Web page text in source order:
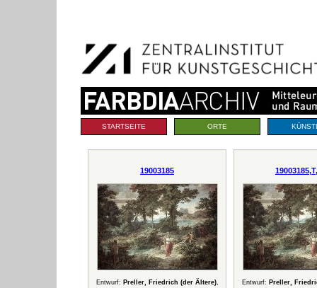
Navigation
Sektionen
STARTSEITE ORTE
19003185
Entwurf: Preller, Friedrich (der Ältere),
Entwurf: Preller,